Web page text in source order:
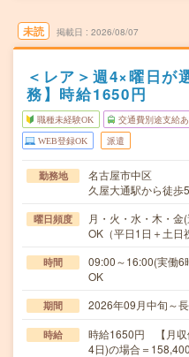
未読 掲載日 2026/08/07
＜レア＞週4×曜日が
務】時給1650円
職種未経験OK 交通費別途支給あ
WEB登録OK 派遣
勤務地
名古屋市中区
久屋大通駅から徒歩
曜日頻度
月・火・水・木・
OK（平日1日＋土日
時間
09:00～16:00(実働
OK
期間 2026年09月中旬～
時給
時給1650円 【月収
4日)の場合＝